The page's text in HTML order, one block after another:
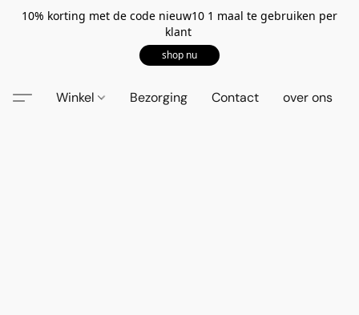
10% korting met de code nieuw10 1 maal te gebruiken per
klant
shop nu
Winkel Bezorging Contact over ons